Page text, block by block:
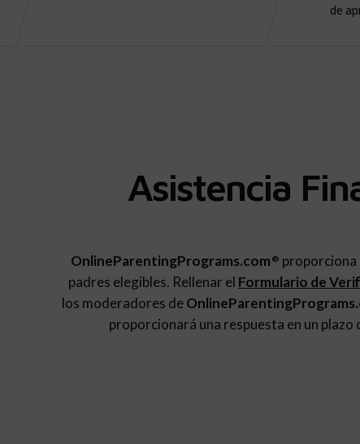
de
Asistencia
OnlineParentingPrograms.com ® proporciona
padres elegibles. Rellenar el Formulario de
los moderadores de
proporcionará una respuesta en un plazo